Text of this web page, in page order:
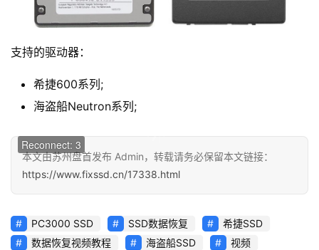
支持的驱动器：
希捷600系列;
海盗船Neutron系列;
00:00 / 00:00
Reconnect: 3
本文由苏州盘首发布 Admin，转载请务必保留本文链接：
https://www.fixssd.cn/17338.html
PC3000 SSD SSD数据恢复
希捷SSD
数据恢复视频教程
海盗船SSD 视频